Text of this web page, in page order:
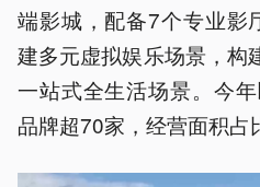
端影城，配备7个专业影
建多元虚拟娱乐场景，构
一站式全生活场景。今
品牌超70家，经营面积占